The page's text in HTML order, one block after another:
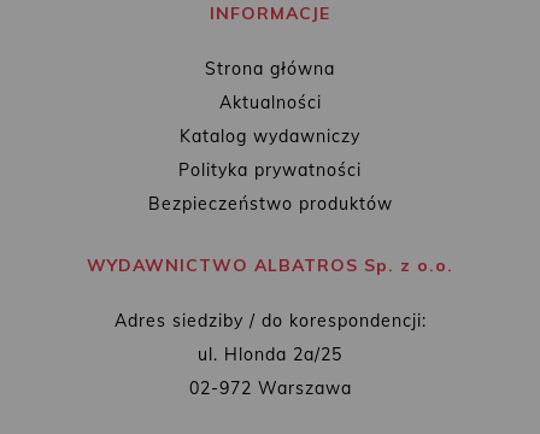
INFORMACJE
Strona główna
Aktualności
Katalog wydawniczy
Polityka prywatności
Bezpieczeństwo produktów
WYDAWNICTWO ALBATROS Sp. z o.o.
Adres siedziby / do korespondencji:
ul. Hlonda 2a/25
02-972 Warszawa